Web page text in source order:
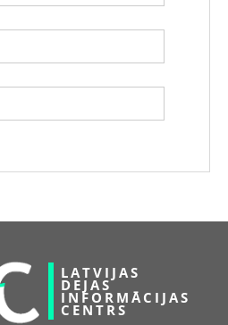
LATVIJAS
DEJAS
INFORMĀCIJAS
CENTRS